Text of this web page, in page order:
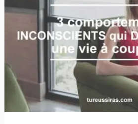
INCONSCIENTS
DÉTRUISENT
vie
coup
sûr